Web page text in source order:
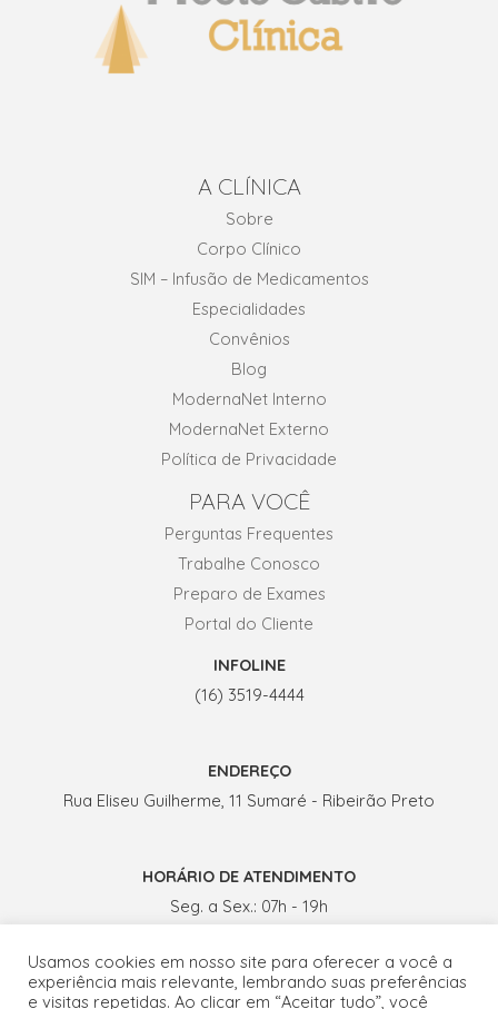
A CLÍNICA
Sobre
Corpo Clínico
SIM – Infusão de Medicamentos
Especialidades
Convênios
Blog
ModernaNet Interno
ModernaNet Externo
Política de Privacidade
PARA VOCÊ
Perguntas Frequentes
Trabalhe Conosco
Preparo de Exames
Portal do Cliente
INFOLINE
(16) 3519-4444
ENDEREÇO
Rua Eliseu Guilherme, 11 Sumaré - Ribeirão Preto
HORÁRIO DE ATENDIMENTO
Seg. a Sex.: 07h - 19h
Usamos cookies em nosso site para oferecer a você a
experiência mais relevante, lembrando suas preferências
e visitas repetidas. Ao clicar em “Aceitar tudo”, você